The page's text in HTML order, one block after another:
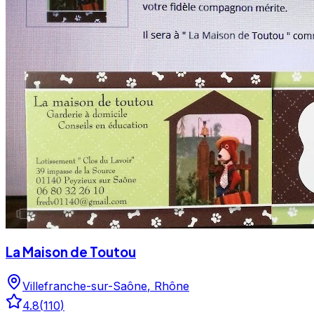
4.8/5 ⭐⭐⭐⭐⭐ sur Google Maps avec 101 avis.
La Maison de Toutou
Villefranche-sur-Saône, Rhône
4.8(110)